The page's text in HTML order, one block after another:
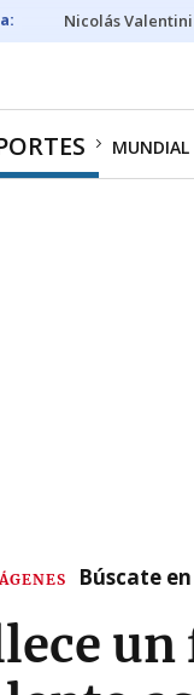
Nicolás Valentini
Búscate